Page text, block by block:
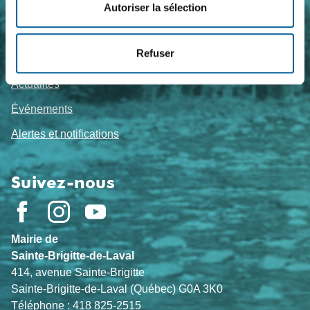
Autoriser la sélection
Refuser
Foire aux questions
Travailler chez nous
Sujets de l'heure
Actualités
Événements
Alertes et notifications
Suivez-nous
Mairie de
Sainte-Brigitte-de-Laval
414, avenue Sainte-Brigitte
Sainte-Brigitte-de-Laval (Québec) G0A 3K0
Téléphone : 418 825-2515